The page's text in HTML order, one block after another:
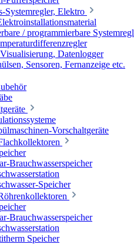
Systemregler, Elektro
/ programmierbare
Datenlogger
Sensoren, Fernanzeige etc.
Vorschaltgeräte
Brauchwasserspeicher
Speicher
Brauchwasserspeicher
Speicher